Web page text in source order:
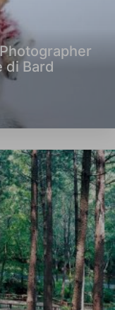
di Bard